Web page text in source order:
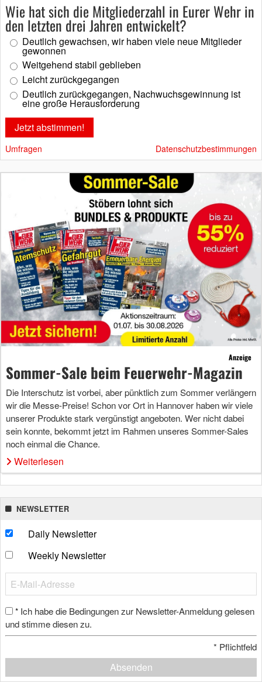
Wie hat sich die Mitgliederzahl in Eurer Wehr in
den letzten drei Jahren entwickelt?
Deutlich gewachsen, wir haben viele neue Mitglieder
gewonnen
Weitgehend stabil geblieben
Leicht zurückgegangen
Deutlich zurückgegangen, Nachwuchsgewinnung ist
eine große Herausforderung
Umfragen Datenschutzbestimmungen
Anzeige
Sommer-Sale beim Feuerwehr-Magazin
Die Interschutz ist vorbei, aber pünktlich zum Sommer verlängern
wir die Messe-Preise! Schon vor Ort in Hannover haben wir viele
unserer Produkte stark vergünstigt angeboten. Wer nicht dabei
sein konnte, bekommt jetzt im Rahmen unseres Sommer-Sales
noch einmal die Chance.
Weiterlesen
NEWSLETTER
Daily Newsletter
Weekly Newsletter
* Ich habe die Bedingungen zur Newsletter-Anmeldung gelesen
und stimme diesen zu.
* Pflichtfeld
Absenden